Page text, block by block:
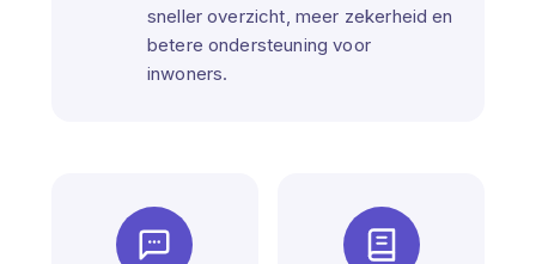
sneller overzicht, meer zekerheid en
betere ondersteuning voor
inwoners.